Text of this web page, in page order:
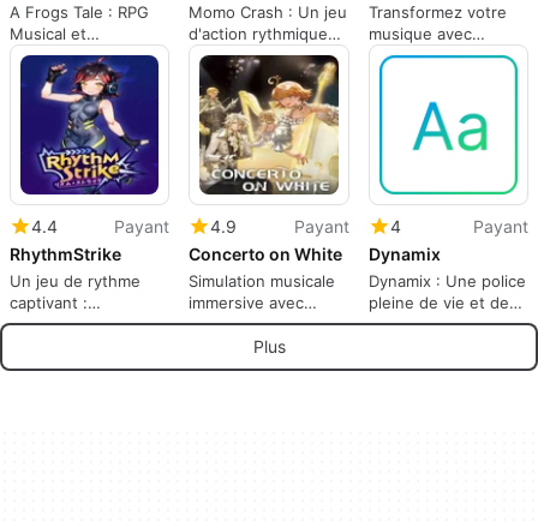
A Frogs Tale : RPG
Musical et
Émotionnel
Momo Crash : Un jeu
d'action rythmique
unique
Transformez votre
musique avec
Audiomech
4.4
Payant
RhythmStrike
Un jeu de rythme
captivant :
RhythmStrike
4.9
Payant
Concerto on White
Simulation musicale
immersive avec
Concerto on White
4
Payant
Dynamix
Dynamix : Une police
pleine de vie et de
personnalité
Plus